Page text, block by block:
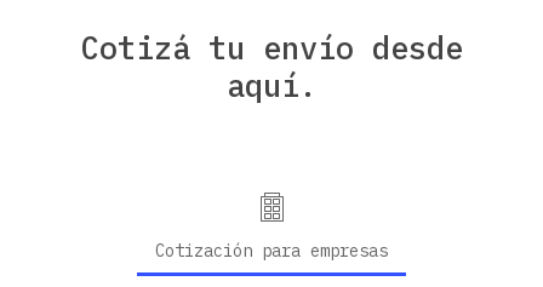
Cotizá tu envío desde
aquí.
Cotización para empresas